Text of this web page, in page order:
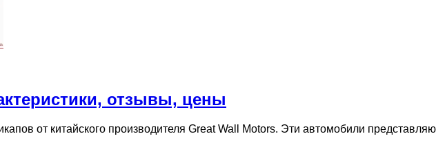
отзывы, цены
от китайского производителя Great Wall Motors. Эти автомобили